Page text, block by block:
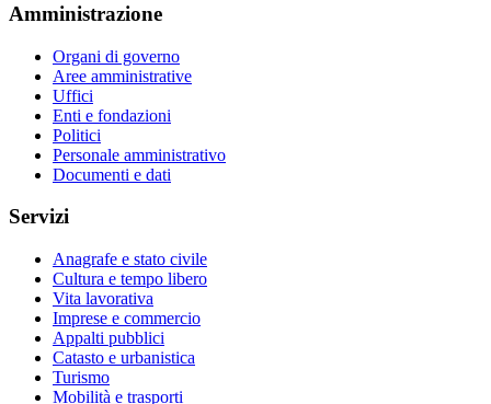
Amministrazione
Organi di governo
Aree amministrative
Uffici
Enti e fondazioni
Politici
Personale amministrativo
Documenti e dati
Servizi
Anagrafe e stato civile
Cultura e tempo libero
Vita lavorativa
Imprese e commercio
Appalti pubblici
Catasto e urbanistica
Turismo
Mobilità e trasporti